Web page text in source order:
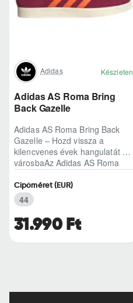
Adidas Készleten
Adidas AS Roma Bring
Back Gazelle
Adidas AS Roma Bring Back
Gazelle – Hozd vissza a
kilencvenes évek hangulatát a
városbaAz Adidas AS Roma
egyszerű sneaker, hane..
31.990 Ft
Cipőméret (EUR)
44